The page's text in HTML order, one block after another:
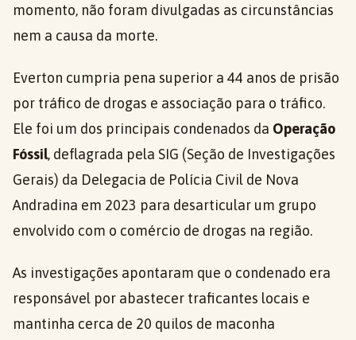
momento, não foram divulgadas as circunstâncias
nem a causa da morte.
Everton cumpria pena superior a 44 anos de prisão
por tráfico de drogas e associação para o tráfico.
Ele foi um dos principais condenados da Operação
Fóssil, deflagrada pela SIG (Seção de Investigações
Gerais) da Delegacia de Polícia Civil de Nova
Andradina em 2023 para desarticular um grupo
envolvido com o comércio de drogas na região.
As investigações apontaram que o condenado era
responsável por abastecer traficantes locais e
mantinha cerca de 20 quilos de maconha